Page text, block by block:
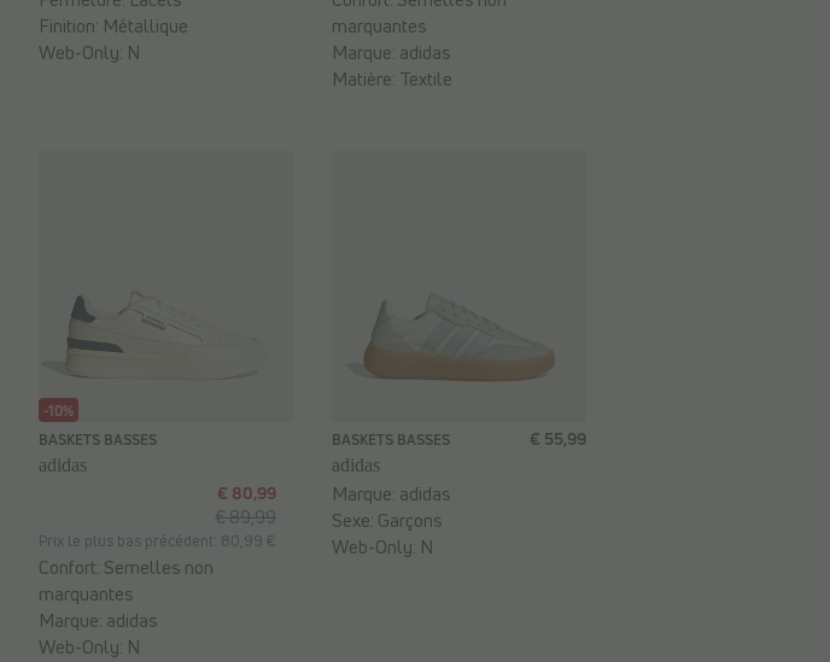
Finition: Métallique
Web-Only: N
marquantes
Marque: adidas
Matière: Textile
-10%
BASKETS BASSES
adidas
Prix le plus bas précédent: 80,99 €
€ 89,99
€ 80,99
Confort: Semelles non
marquantes
Marque: adidas
Web-Only: N
BASKETS BASSES
adidas
€ 55,99
Marque: adidas
Sexe: Garçons
Web-Only: N